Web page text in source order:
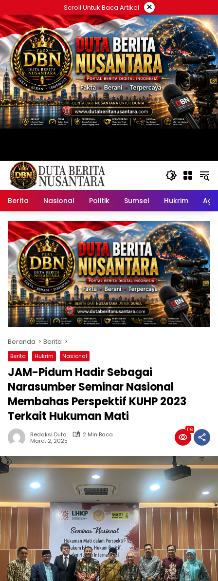
ke
konten
Scroll Untuk Baca Artikel ×
Berita Nasional Politik Sumsel Hukrim
Beranda Berita
Berita Hukrim Nasional
JAM-Pidum Hadir Sebagai
Narasumber Seminar Nasional
Membahas Perspektif KUHP 2023
Terkait Hukuman Mati
Redaksi Duta
2 Min Baca
Maret 2, 2025
116